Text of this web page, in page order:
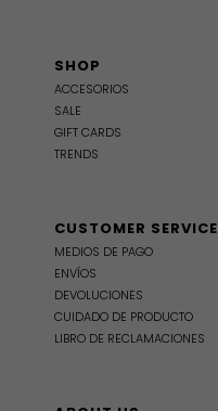
SHOP
ACCESORIOS
SALE
GIFT CARDS
TRENDS
CUSTOMER SERVICE
MEDIOS DE PAGO
ENVÍOS
DEVOLUCIONES
CUIDADO DE PRODUCTO
LIBRO DE RECLAMACIONES